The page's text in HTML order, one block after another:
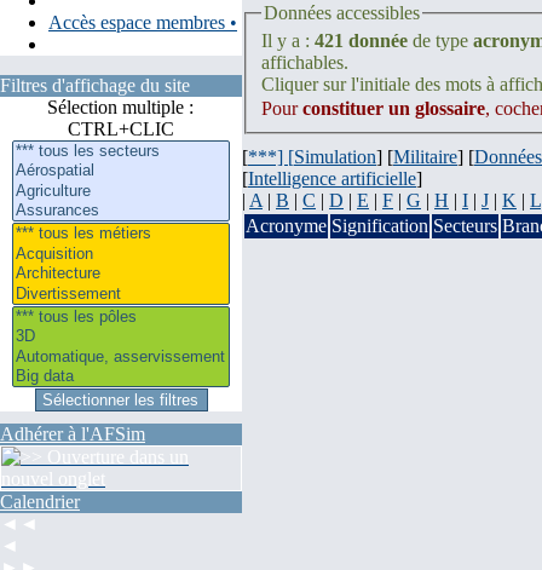
Accès espace membres •
Filtres d'affichage du site
Sélection multiple :
CTRL+CLIC
Adhérer à l'AFSim
Calendrier
◄◄
◄
Données accessibles
Il y a : 421 donnée de type
affichables.
Cliquer sur l'initiale des mots à
Pourconstituer un glossaire,
[***] [Simulation] [Militaire] [Données
[Intelligence artificielle]
| A | B | C | D | E | F | G | H | I | J | K | L
Acronyme Signification Secteurs